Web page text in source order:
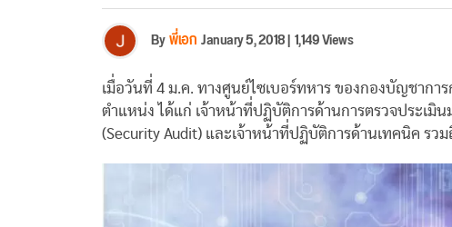
Byพี่เอกJanuary 5, 2018|1,149 Views
เมื่อวันที่ 4 ม.ค. ทางศูนย์ไซเบอร์ทหาร ของกองบัญชากา
ตำแหน่ง ได้แก่ เจ้าหน้าที่ปฏิบัติการด้านการตรวจประเมิ
(Security Audit) และเจ้าหน้าที่ปฏิบัติการด้านเทคนิค รว